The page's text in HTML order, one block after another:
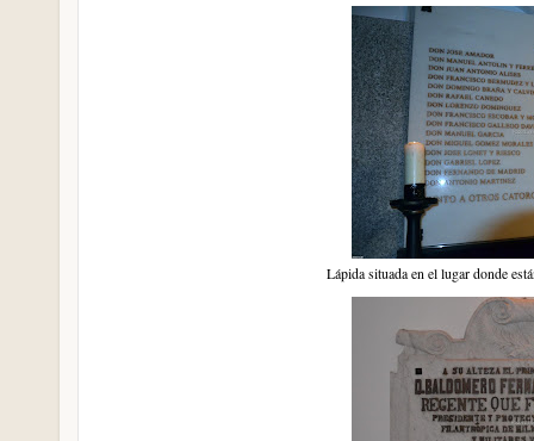
Lápida situada en el lugar donde